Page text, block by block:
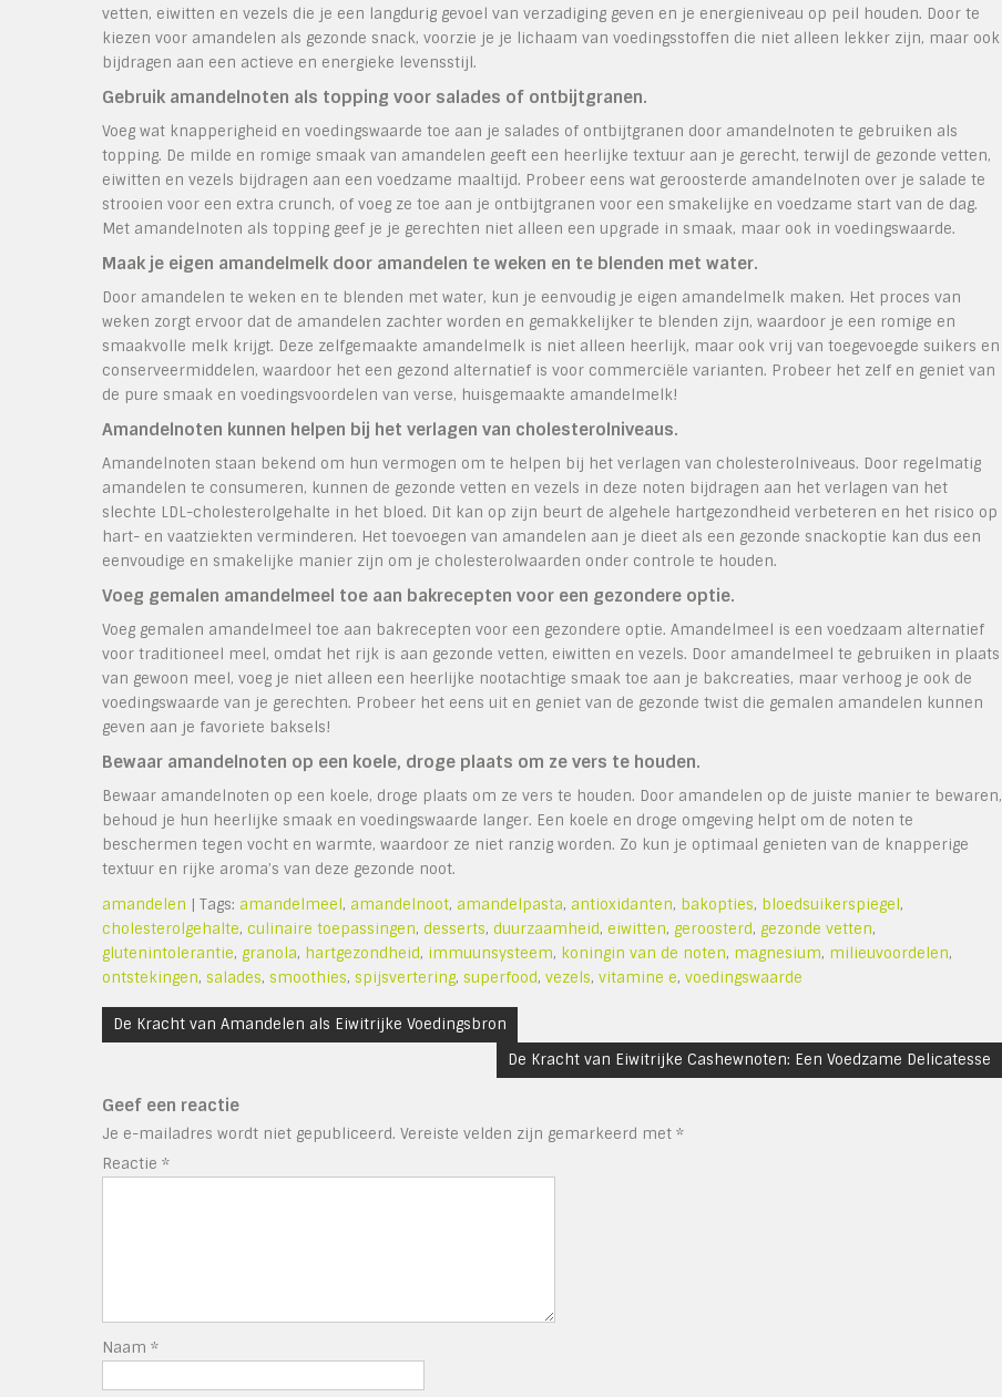
vetten, eiwitten en vezels die je een langdurig gevoel van verzadiging geven en je energieniveau op peil houden. Door te
kiezen voor amandelen als gezonde snack, voorzie je je lichaam van voedingsstoffen die niet alleen lekker zijn, maar ook
bijdragen aan een actieve en energieke levensstijl.
Gebruik amandelnoten als topping voor salades of ontbijtgranen.
Voeg wat knapperigheid en voedingswaarde toe aan je salades of ontbijtgranen door amandelnoten te gebruiken als
topping. De milde en romige smaak van amandelen geeft een heerlijke textuur aan je gerecht, terwijl de gezonde vetten,
eiwitten en vezels bijdragen aan een voedzame maaltijd. Probeer eens wat geroosterde amandelnoten over je salade te
strooien voor een extra crunch, of voeg ze toe aan je ontbijtgranen voor een smakelijke en voedzame start van de dag.
Met amandelnoten als topping geef je je gerechten niet alleen een upgrade in smaak, maar ook in voedingswaarde.
Maak je eigen amandelmelk door amandelen te weken en te blenden met water.
Door amandelen te weken en te blenden met water, kun je eenvoudig je eigen amandelmelk maken. Het proces van
weken zorgt ervoor dat de amandelen zachter worden en gemakkelijker te blenden zijn, waardoor je een romige en
smaakvolle melk krijgt. Deze zelfgemaakte amandelmelk is niet alleen heerlijk, maar ook vrij van toegevoegde suikers en
conserveermiddelen, waardoor het een gezond alternatief is voor commerciële varianten. Probeer het zelf en geniet van
de pure smaak en voedingsvoordelen van verse, huisgemaakte amandelmelk!
Amandelnoten kunnen helpen bij het verlagen van cholesterolniveaus.
Amandelnoten staan bekend om hun vermogen om te helpen bij het verlagen van cholesterolniveaus. Door regelmatig
amandelen te consumeren, kunnen de gezonde vetten en vezels in deze noten bijdragen aan het verlagen van het
slechte LDL-cholesterolgehalte in het bloed. Dit kan op zijn beurt de algehele hartgezondheid verbeteren en het risico op
hart- en vaatziekten verminderen. Het toevoegen van amandelen aan je dieet als een gezonde snackoptie kan dus een
eenvoudige en smakelijke manier zijn om je cholesterolwaarden onder controle te houden.
Voeg gemalen amandelmeel toe aan bakrecepten voor een gezondere optie.
Voeg gemalen amandelmeel toe aan bakrecepten voor een gezondere optie. Amandelmeel is een voedzaam alternatief
voor traditioneel meel, omdat het rijk is aan gezonde vetten, eiwitten en vezels. Door amandelmeel te gebruiken in plaats
van gewoon meel, voeg je niet alleen een heerlijke nootachtige smaak toe aan je bakcreaties, maar verhoog je ook de
voedingswaarde van je gerechten. Probeer het eens uit en geniet van de gezonde twist die gemalen amandelen kunnen
geven aan je favoriete baksels!
Bewaar amandelnoten op een koele, droge plaats om ze vers te houden.
Bewaar amandelnoten op een koele, droge plaats om ze vers te houden. Door amandelen op de juiste manier te bewaren,
behoud je hun heerlijke smaak en voedingswaarde langer. Een koele en droge omgeving helpt om de noten te
beschermen tegen vocht en warmte, waardoor ze niet ranzig worden. Zo kun je optimaal genieten van de knapperige
textuur en rijke aroma’s van deze gezonde noot.
amandelen | Tags: amandelmeel, amandelnoot, amandelpasta, antioxidanten, bakopties, bloedsuikerspiegel,
cholesterolgehalte, culinaire toepassingen, desserts, duurzaamheid, eiwitten, geroosterd, gezonde vetten,
glutenintolerantie, granola, hartgezondheid, immuunsysteem, koningin van de noten, magnesium, milieuvoordelen,
ontstekingen, salades, smoothies, spijsvertering, superfood, vezels, vitamine e, voedingswaarde
Bericht
navigatie
De Kracht van Amandelen als Eiwitrijke Voedingsbron
De Kracht van Eiwitrijke Cashewnoten: Een Voedzame Delicatesse
Geef een reactie
Je e-mailadres wordt niet gepubliceerd. Vereiste velden zijn gemarkeerd met *
Reactie *
Naam *